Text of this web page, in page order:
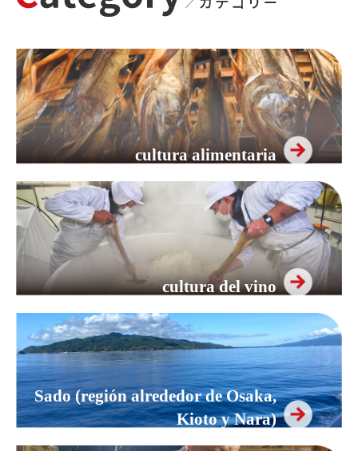
cultura alimentaria
cultura del vino
Sado (región alrededor de Osaka,
Kioto y Nara)